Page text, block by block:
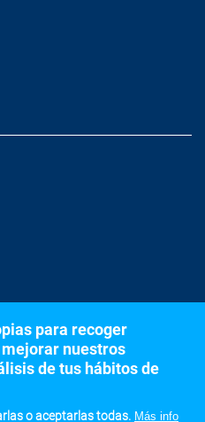
para recoger
nuestros
de tus hábitos de
o aceptarlas todas. Más info